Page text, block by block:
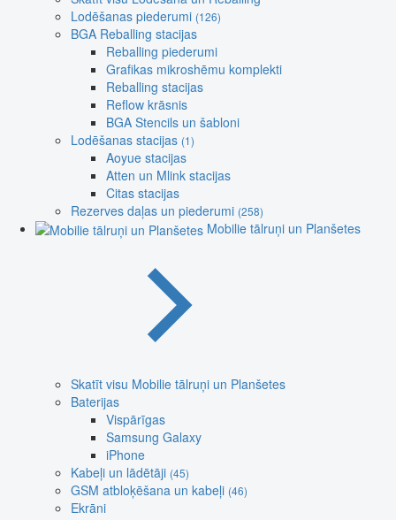
Lodēšanas piederumi (126)
BGA Reballing stacijas
Reballing piederumi
Grafikas mikroshēmu komplekti
Reballing stacijas
Reflow krāsnis
BGA Stencils un šabloni
Lodēšanas stacijas (1)
Aoyue stacijas
Atten un Mlink stacijas
Citas stacijas
Rezerves daļas un piederumi (258)
Mobilie tālruņi un Planšetes
Skatīt visu Mobilie tālruņi un Planšetes
Baterijas
Vispārīgas
Samsung Galaxy
iPhone
Kabeļi un lādētāji (45)
GSM atbloķēšana un kabeļi (46)
Ekrāni